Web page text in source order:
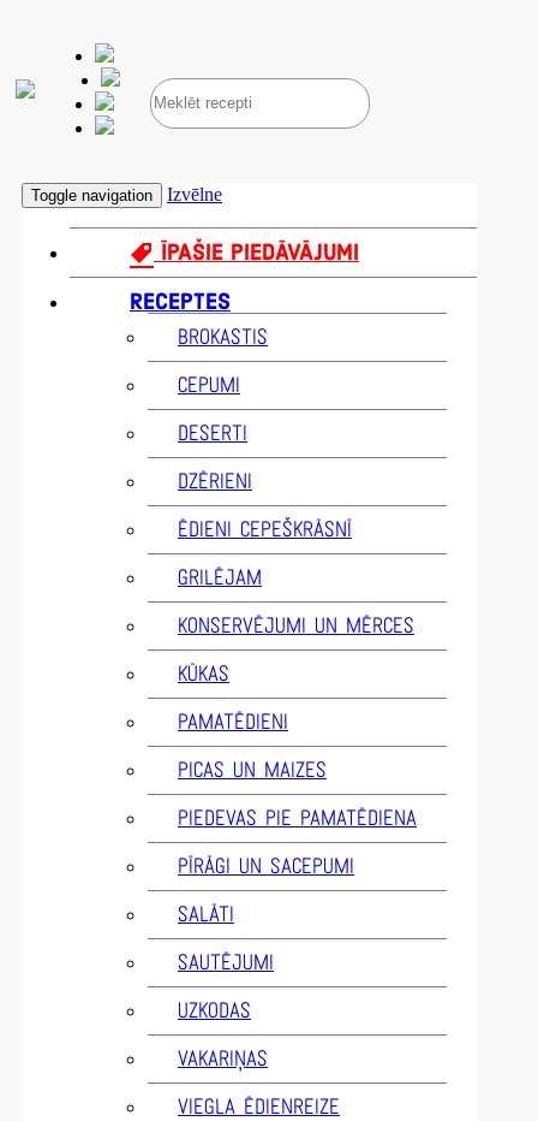
Toggle navigation Izvēlne
ĪPAŠIE PIEDĀVĀJUMI
RECEPTES
BROKASTIS
CEPUMI
DESERTI
DZĒRIENI
ĒDIENI CEPEŠKRĀSNĪ
GRILĒJAM
KONSERVĒJUMI UN MĒRCES
KŪKAS
PAMATĒDIENI
PICAS UN MAIZES
PIEDEVAS PIE PAMATĒDIENA
PĪRĀGI UN SACEPUMI
SALĀTI
SAUTĒJUMI
UZKODAS
VAKARIŅAS
VIEGLA ĒDIENREIZE